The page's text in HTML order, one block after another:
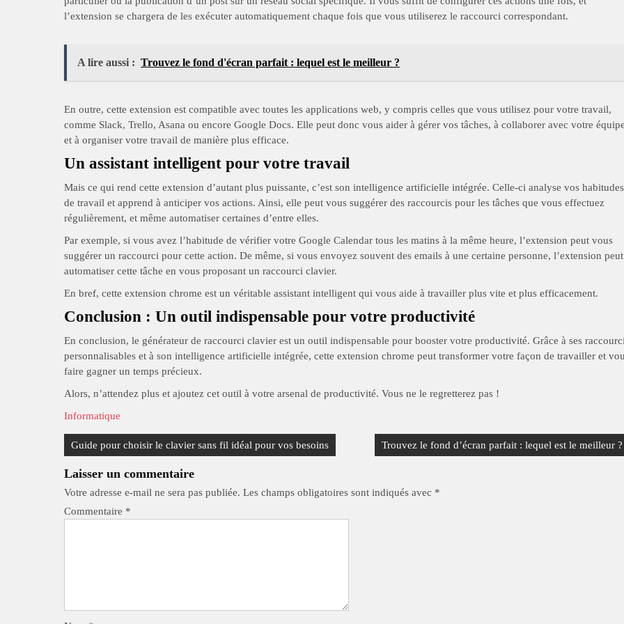
l’extension se chargera de les exécuter automatiquement chaque fois que vous utiliserez le raccourci correspondant.
A lire aussi : Trouvez le fond d'écran parfait : lequel est le meilleur ?
En outre, cette extension est compatible avec toutes les applications web, y compris celles que vous utilisez pour votre travail,
comme Slack, Trello, Asana ou encore Google Docs. Elle peut donc vous aider à gérer vos tâches, à collaborer avec votre
et à organiser votre travail de manière plus efficace.
Un assistant intelligent pour votre travail
Mais ce qui rend cette extension d’autant plus puissante, c’est son intelligence artificielle intégrée. Celle-ci analyse vos habitudes
de travail et apprend à anticiper vos actions. Ainsi, elle peut vous suggérer des raccourcis pour les tâches que vous effectuez
régulièrement, et même automatiser certaines d’entre elles.
Par exemple, si vous avez l’habitude de vérifier votre Google Calendar tous les matins à la même heure, l’extension peut vous
suggérer un raccourci pour cette action. De même, si vous envoyez souvent des emails à une certaine personne, l’extension peut
automatiser cette tâche en vous proposant un raccourci clavier.
En bref, cette extension chrome est un véritable assistant intelligent qui vous aide à travailler plus vite et plus efficacement.
Conclusion : Un outil indispensable pour votre productivité
En conclusion, le générateur de raccourci clavier est un outil indispensable pour booster votre productivité. Grâce à ses
personnalisables et à son intelligence artificielle intégrée, cette extension chrome peut transformer votre façon de travailler et
faire gagner un temps précieux.
Alors, n’attendez plus et ajoutez cet outil à votre arsenal de productivité. Vous ne le regretterez pas !
Informatique
Navigation
de
l’article
Guide pour choisir le clavier sans fil idéal pour vos besoins Trouvez le fond d’écran parfait : lequel est le meilleur ?
Laisser un commentaire
Votre adresse e-mail ne sera pas publiée. Les champs obligatoires sont indiqués avec *
Commentaire *